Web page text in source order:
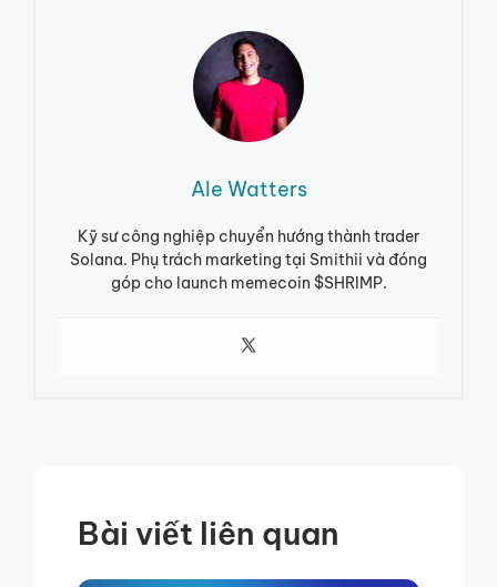
Ale Watters
Kỹ sư công nghiệp chuyển hướng thành trader
Solana. Phụ trách marketing tại Smithii và đóng
góp cho launch memecoin $SHRIMP.
Bài viết liên quan